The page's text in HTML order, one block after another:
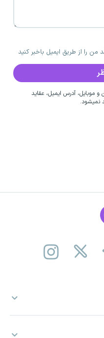
را از طریق ایمیل باخبر کنید
موبایل، آدرس ایمیل، عقاید
نمیشود.